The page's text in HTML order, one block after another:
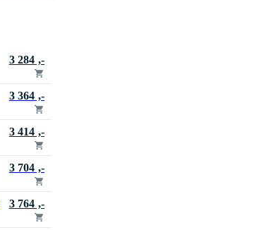
3 284 ,-
3 364 ,-
3 414 ,-
3 704 ,-
3 764 ,-